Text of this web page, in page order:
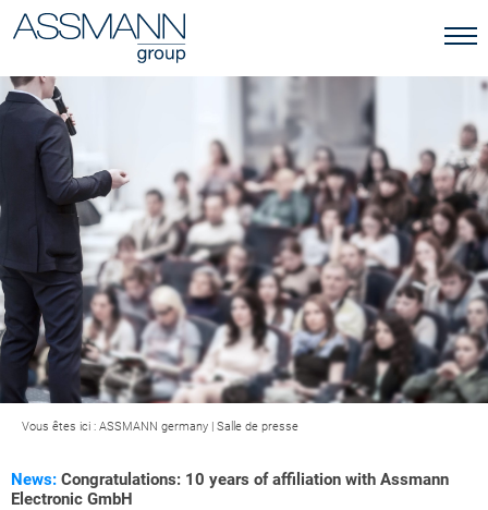
Vous êtes ici : ASSMANN germany | Salle de presse
News: Congratulations: 10 years of affiliation with Assmann
Electronic GmbH